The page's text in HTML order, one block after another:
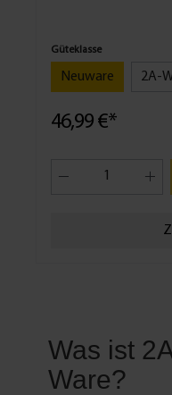
Güteklasse
Neuware 2A-
46,99 €*
Was ist
Ware?